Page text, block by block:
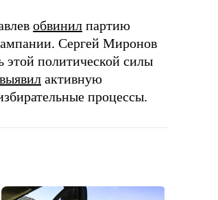
обвинил партию
Сергей Миронов
этой политической силы
выявил активную
процессы.